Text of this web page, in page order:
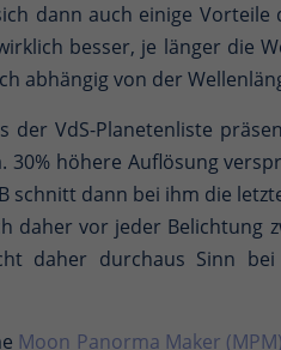
dann auch einige Vorteile
besser, je länger die
abhängig von der
der VdS-Planetenliste
höhere Auflösung
schnitt dann bei ihm die
daher vor jeder
daher durchaus Sinn
Moon Panorma Maker (MPM)